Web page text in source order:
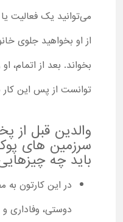
می‌توانید یک فعالیت
از او بخواهید جلوی
بخواند. بعد از اتمام،
توانست از پس این کار
والدین قبل از
سرزمین های
باید چه
در این کارتون به
دوستی، وفاداری